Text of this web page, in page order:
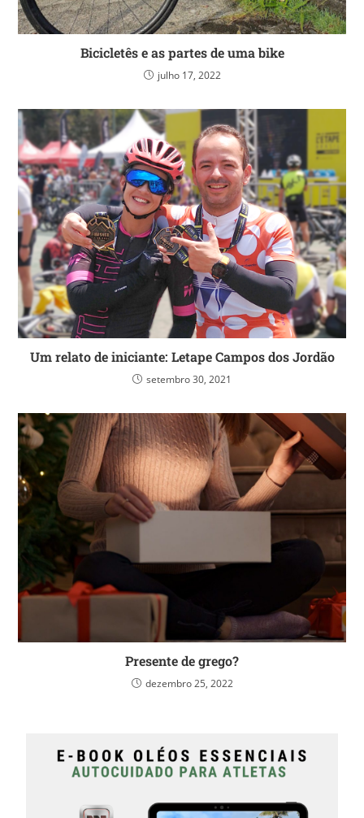
Bicicletês e as partes de uma bike
julho 17, 2022
Um relato de iniciante: Letape Campos dos Jordão
setembro 30, 2021
Presente de grego?
dezembro 25, 2022